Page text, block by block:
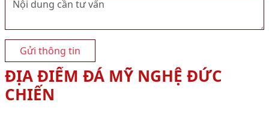
Gửi thông tin
ĐỊA ĐIỂM ĐÁ MỸ NGHỆ ĐỨC
CHIẾN